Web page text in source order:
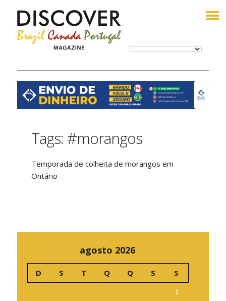
Tags: #morangos
Temporada de colheita de morangos em
Ontário
agosto 2026
D S T Q Q S S
1